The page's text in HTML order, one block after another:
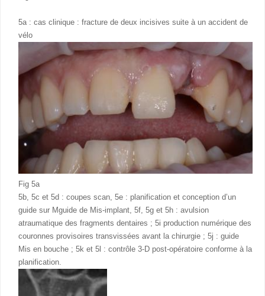
5a : cas clinique : fracture de deux incisives suite à un accident de
vélo
Fig 5a
5b, 5c et 5d : coupes scan, 5e : planification et conception d’un
guide sur Mguide de Mis-implant, 5f, 5g et 5h : avulsion
atraumatique des fragments dentaires ; 5i production numérique des
couronnes provisoires transvissées avant la chirurgie ; 5j : guide
Mis en bouche ; 5k et 5l : contrôle 3-D post-opératoire conforme à la
planification.